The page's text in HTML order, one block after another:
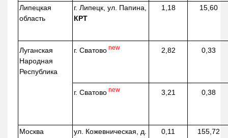
Липецкая
область
г. Липецк, ул. Папина,
КРТ
1,18 15,60
Луганская
Народная
Республика
г. Сватово new 2,82 0,33
г. Сватово new 3,21 0,38
Москва ул. Кожевническая , д.
0,11 155,72